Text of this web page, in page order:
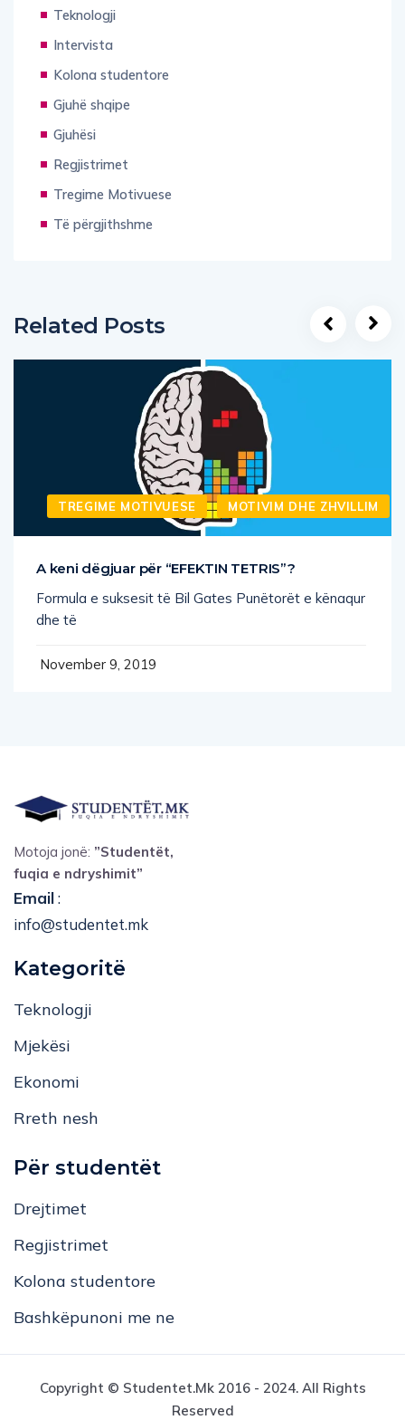
Teknologji
Intervista
Kolona studentore
Gjuhë shqipe
Gjuhësi
Regjistrimet
Tregime Motivuese
Të përgjithshme
Related Posts
TREGIME MOTIVUESE MOTIVIM DHE ZHVILLIM
A keni dëgjuar për “EFEKTIN TETRIS”?
Formula e suksesit të Bil Gates Punëtorët e kënaqur
dhe të
November 9, 2019
Motoja jonë: ”Studentët,
fuqia e ndryshimit”
Email:
info@studentet.mk
Kategoritë
Teknologji
Mjekësi
Ekonomi
Rreth nesh
Për studentët
Drejtimet
Regjistrimet
Kolona studentore
Bashkëpunoni me ne
Copyright © Studentet.mk 2016 - 2024. All Rights
Reserved